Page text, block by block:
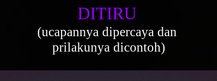
DITIRU
(ucapannya dipercaya dan
prilakunya dicontoh)